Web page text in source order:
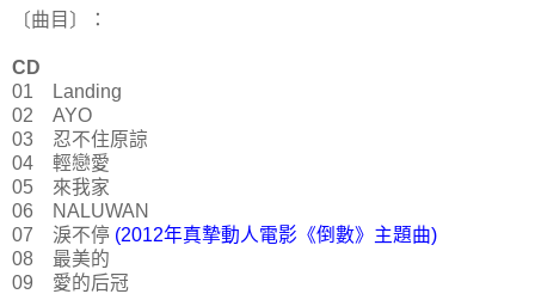
〔曲目〕：
CD
01 Landing
02 AYO
03 忍不住原諒
04 輕戀愛
05 來我家
06 NALUWAN
07 淚不停 (2012年真摯動人電影《倒數》主題曲)
08 最美的
09 愛的后冠